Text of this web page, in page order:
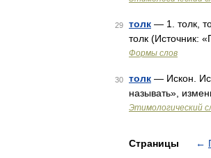
29 толк — 1. толк,
толк (Источник:
Формы слов
30 толк — Искон.
называть»,
Этимологический
Страницы ←